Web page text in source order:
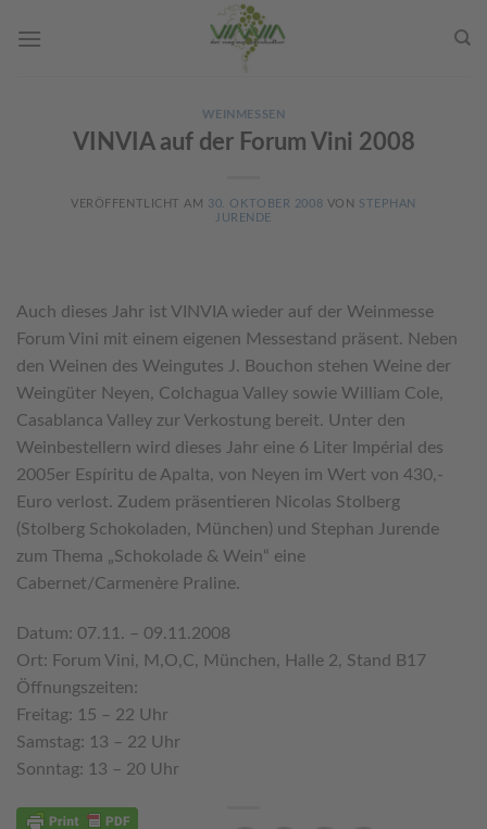
WEINMESSEN
VINVIA auf der Forum Vini 2008
VERÖFFENTLICHT AM 30. OKTOBER 2008 VON STEPHAN
JURENDE
Auch dieses Jahr ist VINVIA wieder auf der Weinmesse
Forum Vini mit einem eigenen Messestand präsent. Neben
den Weinen des Weingutes J. Bouchon stehen Weine der
Weingüter Neyen, Colchagua Valley sowie William Cole,
Casablanca Valley zur Verkostung bereit. Unter den
Weinbestellern wird dieses Jahr eine 6 Liter Impérial des
2005er Espíritu de Apalta, von Neyen im Wert von 430,-
Euro verlost. Zudem präsentieren Nicolas Stolberg
(Stolberg Schokoladen, München) und Stephan Jurende
zum Thema „Schokolade & Wein“ eine
Cabernet/Carmenère Praline.
Datum: 07.11. – 09.11.2008
Ort: Forum Vini, M,O,C, München, Halle 2, Stand B17
Öffnungszeiten:
Freitag: 15 – 22 Uhr
Samstag: 13 – 22 Uhr
Sonntag: 13 – 20 Uhr